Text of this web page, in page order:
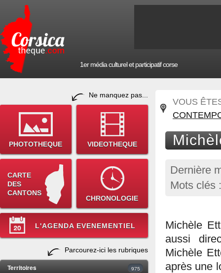
1er média culturel et participatif corse
Ne manquez pas...
PHOTOTHEQUE VIDEOTHEQUE
CARTE
DES
CANTONS
CHRONOLOGIE
L'AGENDA EVENEMENTIEL
Parcourez-ici les rubriques
Territoires 975
VOUS
Dernière
Mots clés
Michèle
aussi
Michèle
après une